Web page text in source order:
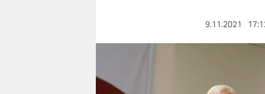
nord
9.11.2021